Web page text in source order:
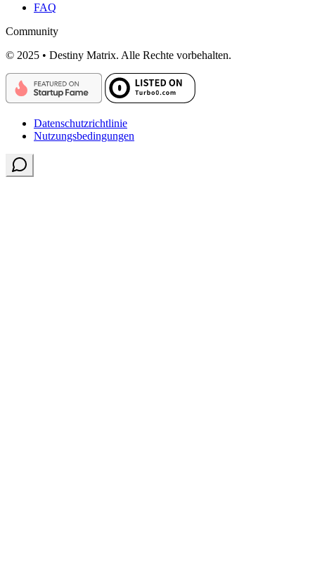
FAQ
Community
© 2025 • Destiny Matrix. Alle Rechte vorbehalten.
Datenschutzrichtlinie
Nutzungsbedingungen